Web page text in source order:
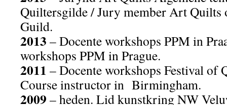
Quiltersgilde / Jury member Art Quilts
Guild.
2013 – Docente workshops PPM in
workshops PPM in Prague.
2011 – Docente workshops Festival
Course instructor in Birmingham.
2009 – heden. Lid kunstkring NW